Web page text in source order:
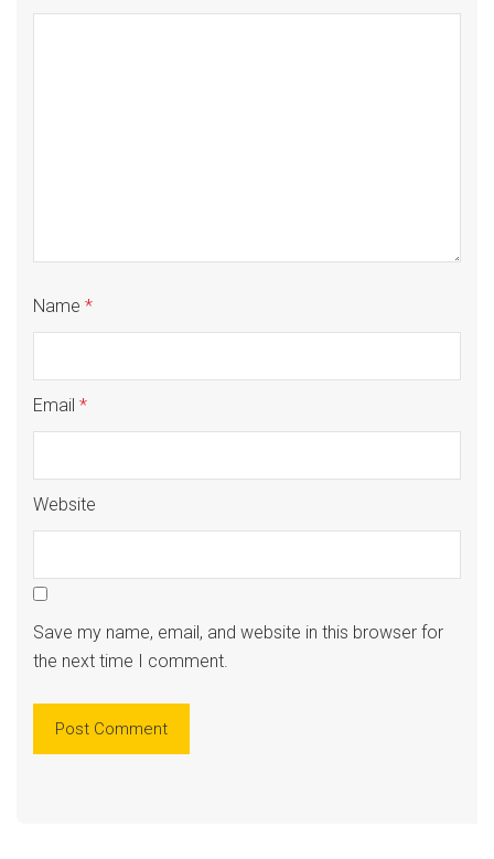
Name *
Email *
Website
Save my name, email, and website in this browser for
the next time I comment.